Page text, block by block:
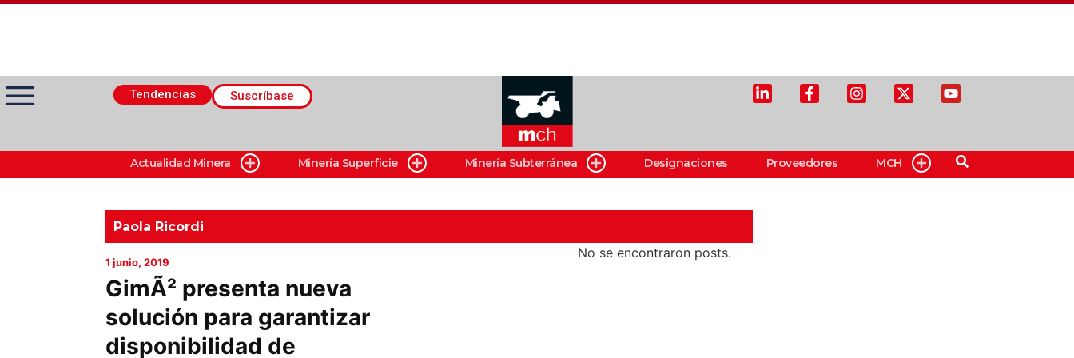
Tendencias Suscríbase
Actualidad Minera
Minería Superficie
Minerí­a Subterránea
Actualidad Minera Minería Superficie Minería Subterránea Designaciones Proveedores MCH
Paola Ricordi
1 junio, 2019
GimÃ² presenta nueva
solución para garantizar
disponibilidad de
No se encontraron posts.